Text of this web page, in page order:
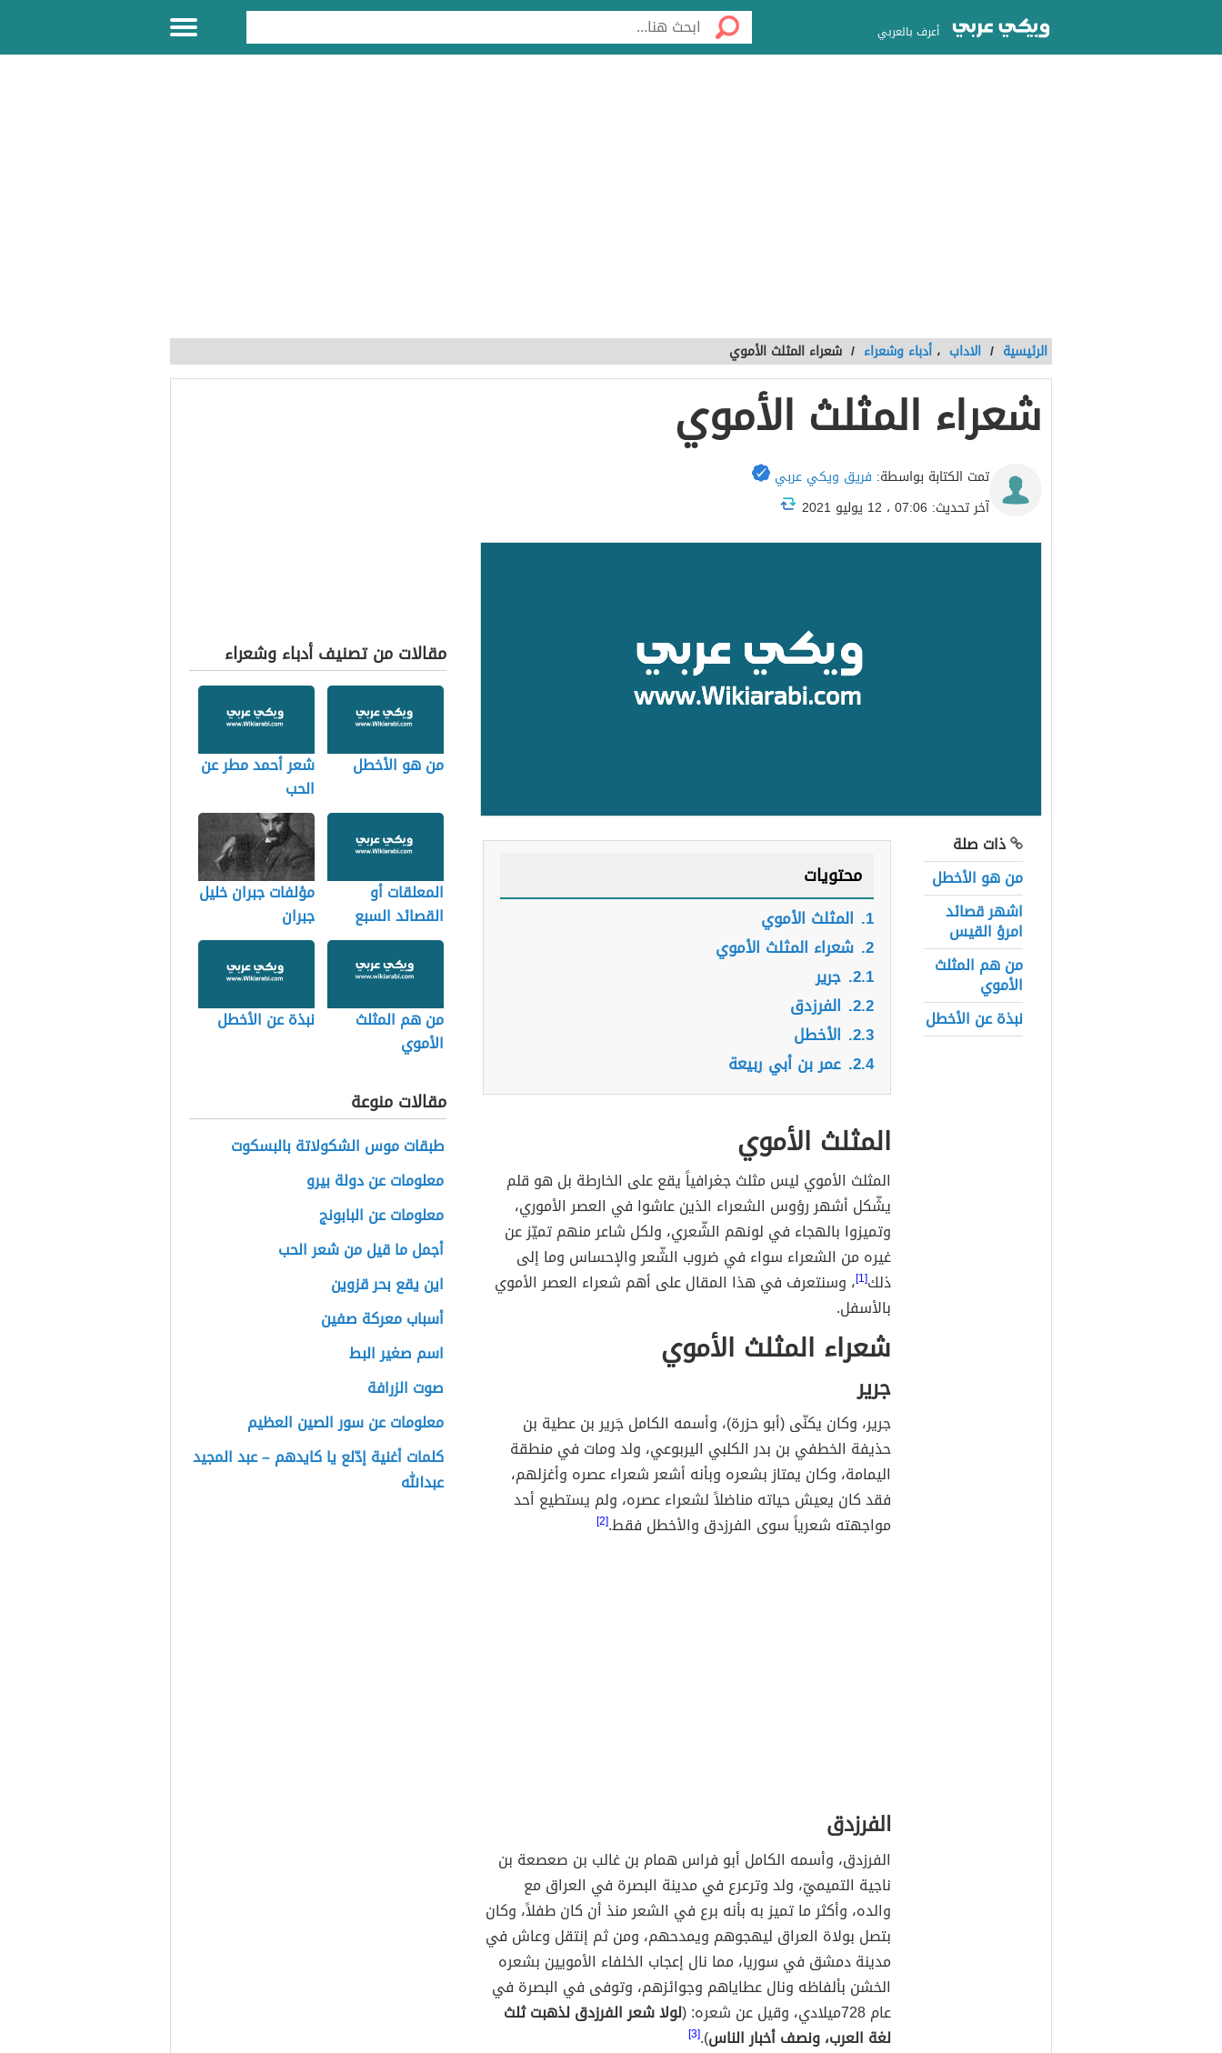
أعرف بالعربي
الرئيسية / الاداب ، أدباء وشعراء / شعراء المثلث الأموي
شعراء المثلث الأموي
تمت الكتابة بواسطة: فريق ويكي عربي
آخر تحديث: 07:06 ، 12 يوليو 2021
ذات صلة
من هو الأخطل
اشهر قصائد
امرؤ القيس
من هم المثلث
الأموي
نبذة عن الأخطل
محتويات
1. المثلث الأموي
2. شعراء المثلث الأموي
2.1. جرير
2.2. الفرزدق
2.3. الأخطل
2.4. عمر بن أبي ربيعة
المثلث الأموي
المثلث الأموي ليس مثلث جغرافياً يقع على الخارطة بل هو قلم
يشّكل أشهر رؤوس الشعراء الذين عاشوا في العصر الأموري،
وتميزوا بالهجاء في لونهم الشّعري، ولكل شاعر منهم تميّز عن
غيره من الشعراء سواء في ضروب الشّعر والإحساس وما إلى
ذلك[1] ، وسنتعرف في هذا المقال على أهم شعراء العصر الأموي
بالأسفل.
شعراء المثلث الأموي
جرير
جرير، وكان يكنّى (أبو حزرة)، وأسمه الكامل جَرير بن عطية بن
حذيفة الخطفي بن بدر الكلبي اليربوعي، ولد ومات في منطقة
اليمامة، وكان يمتاز بشعره وبأنه أشعر شعراء عصره وأغزلهم،
فقد كان يعيش حياته مناضلاً لشعراء عصره، ولم يستطيع أحد
مواجهته شعرياً سوى الفرزدق والأخطل فقط.[2]
الفرزدق
الفرزدق، وأسمه الكامل أبو فراس همام بن غالب بن صعصعة بن
ناجية التميميّ، ولد وترعرع في مدينة البصرة في العراق مع
والده، وأكثر ما تميز به بأنه برع في الشعر منذ أن كان طفلاً، وكان
بتصل بولاة العراق ليهجوهم ويمدحهم، ومن ثم إنتقل وعاش في
مدينة دمشق في سوريا، مما نال إعجاب الخلفاء الأمويين بشعره
الخشن بألفاظه ونال عطاياهم وجوائزهم، وتوفى في البصرة في
عام 728ميلادي، وقيل عن شعره: (
لولا شعر الفرزدق لذهبت ثلث
لغة العرب، ونصف أخبار الناس).
[3]
مقالات من تصنيف أدباء وشعراء
من هو الأخطل
شعر أحمد مطر عن
الحب
المعلقات أو
القصائد السبع
وشعرائهم
مؤلفات جبران خليل
جبران
من هم المثلث
الأموي
نبذة عن الأخطل
مقالات منوعة
طبقات موس الشكولاتة بالبسكوت
معلومات عن دولة بيرو
معلومات عن البابونج
أجمل ما قيل من شعر الحب
اين يقع بحر قزوين
أسباب معركة صفين
اسم صغير البط
صوت الزرافة
معلومات عن سور الصين العظيم
كلمات أغنية إدّلع يا كايدهم – عبد المجيد
عبدالله